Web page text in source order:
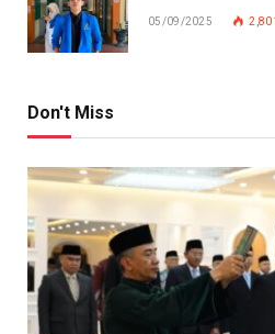
05/09/2025
Don't Miss